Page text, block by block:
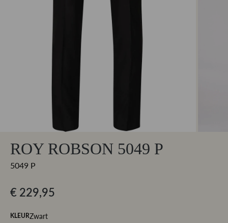
ROY ROBSON 5049 P
5049 P
€ 229,95
KLEURZwart